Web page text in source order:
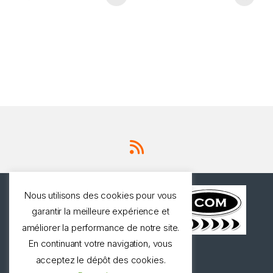
nous!
Nous utilisons des cookies pour vous
garantir la meilleure expérience et
améliorer la performance de notre site.
En continuant votre navigation, vous
acceptez le dépôt des cookies.